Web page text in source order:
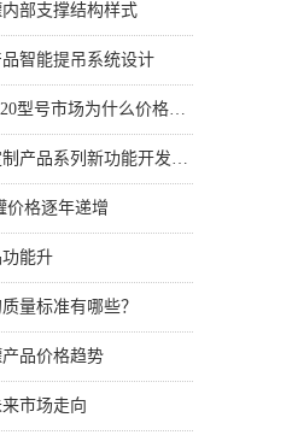
部支撑结构样式
智能提吊系统设计
金凤液氮罐YDS-120型号市场为什么价格性价比更高些
金凤液氮罐供应定制产品系列新功能开发设计
价格逐年递增
能升
量标准有哪些？
品价格趋势
市场走向